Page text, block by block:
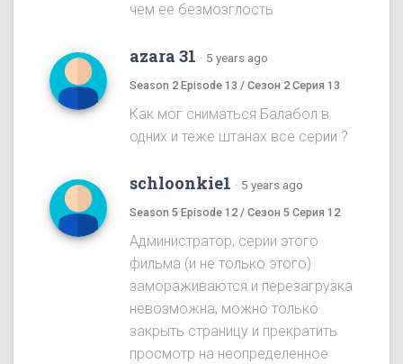
чем ее безмозглость
azara 31 · 5 years ago
Season 2 Episode 13 / Сезон 2 Серия 13
Как мог сниматься Балабол в
одних и теже штанах все серии ?
schloonkie1 · 5 years ago
Season 5 Episode 12 / Сезон 5 Серия 12
Администратор, серии этого
фильма (и не только этого)
замораживаются и перезагрузка
невозможна, можно только
закрыть страницу и прекратить
просмотр на неопределенное